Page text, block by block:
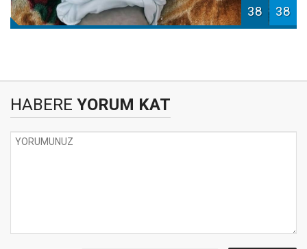
38 38
HABERE YORUM KAT